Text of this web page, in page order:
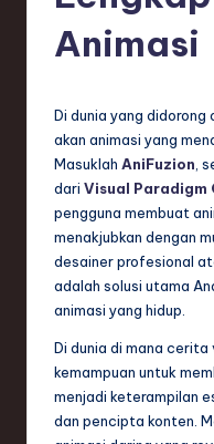
si
L
T
Animasi
Di dunia yang didorong
akan animasi yang
Masuklah AniFuzion ,
dari Visual Paradigm
pengguna membuat
menakjubkan dengan
desainer profesional
adalah solusi utama
animasi yang hidup.
Di dunia di mana cerita
kemampuan untuk
menjadi keterampilan
dan pencipta konten.